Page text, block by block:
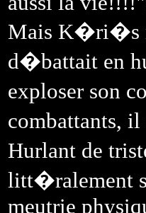
Mais K�ri�s
d�battait en
exploser son
combattants,
Hurlant de
litt�ralement
meutrie